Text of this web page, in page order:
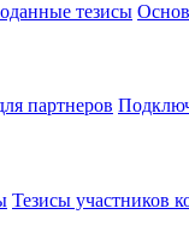
тезисы
партнеров
Тезисы участников